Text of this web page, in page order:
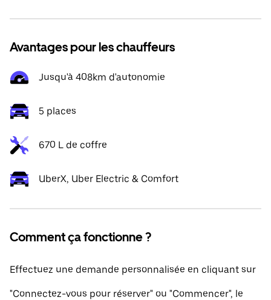
Avantages pour les chauffeurs
Jusqu'à 408km d'autonomie
5 places
670 L de coffre
UberX, Uber Electric & Comfort
Comment ça fonctionne ?
Effectuez une demande personnalisée en cliquant sur
"Connectez-vous pour réserver" ou "Commencer", le